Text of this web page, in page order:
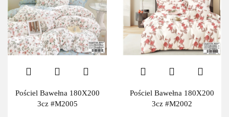
Pościel Bawełna 180X200
3cz #M2005
Pościel Bawełna 180X200
3cz #M2002